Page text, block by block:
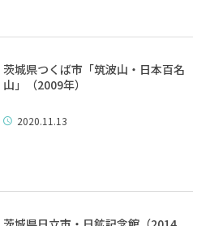
茨城県つくば市「筑波山・日本百名
山」（2009年）
2020.11.13